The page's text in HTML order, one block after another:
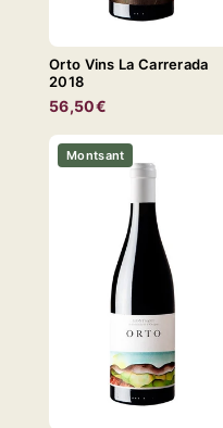
Orto Vins La Carrerada
2018
56,50€
Montsant